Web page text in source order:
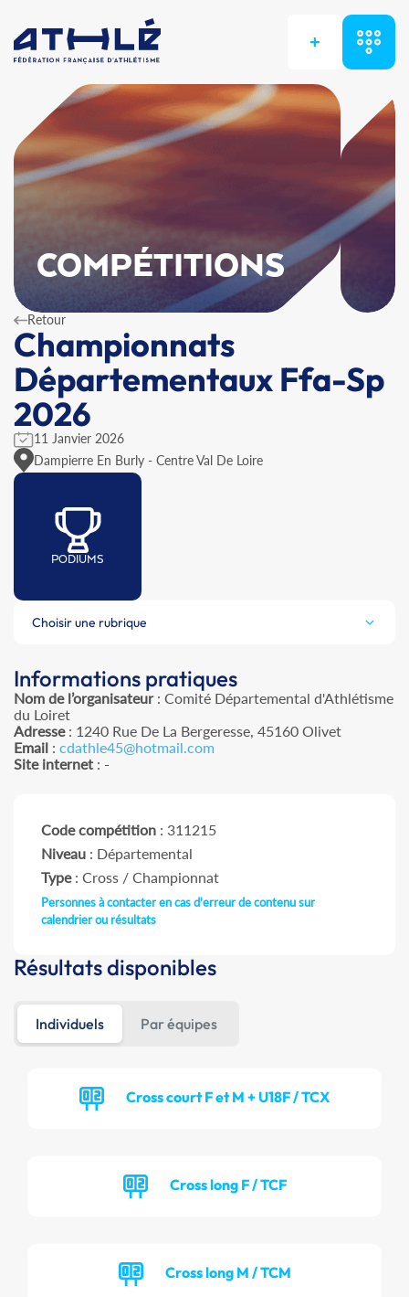
+
COMPÉTITIONS
Retour
Championnats
Départementaux Ffa-Sp
2026
11 Janvier 2026
Dampierre En Burly - Centre Val De Loire
PODIUMS
Choisir une rubrique
Informations pratiques
Nom de l’organisateur: Comité Départemental d'Athlétisme
du Loiret
Adresse: 1240 Rue De La Bergeresse, 45160 Olivet
Email : cdathle45@hotmail.com
Site internet : -
Code compétition : 311215
Niveau : Départemental
Type: Cross / Championnat
Personnes à contacter en cas d'erreur de contenu sur
calendrier ou résultats
Résultats disponibles
Individuels Par équipes
Cross court F et M + U18F / TCX
Cross long F / TCF
Cross long M / TCM